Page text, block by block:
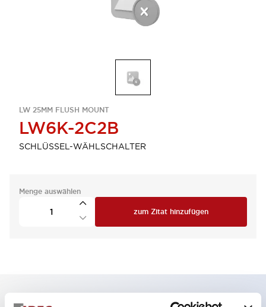
LW 25MM FLUSH MOUNT
LW6K-2C2B
SCHLÜSSEL-WÄHLSCHALTER
Menge auswählen
zum Zitat hinzufügen